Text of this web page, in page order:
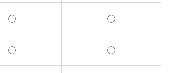
◯ ◯
◯ ◯